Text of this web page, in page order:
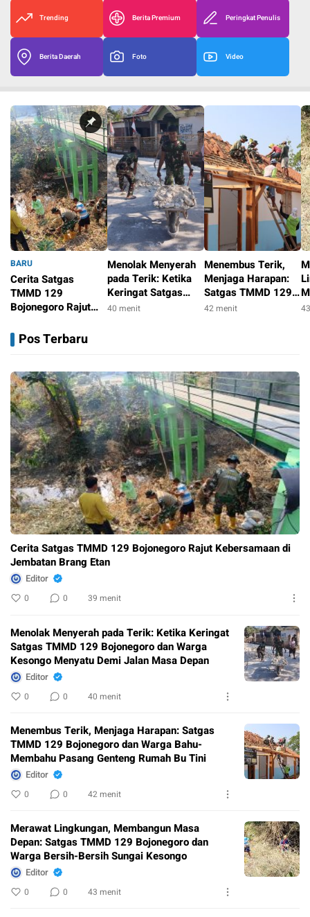
Trending Berita Premium Peringkat Penulis
Berita Daerah Foto Video
BARU
Cerita Satgas
TMMD 129
Bojonegoro Rajut
Jembatan Brang
Etan
Menolak Menyerah
pada Terik: Ketika
Keringat Satgas
TMMD 129
40 menit
Menembus Terik,
Menjaga Harapan:
Satgas TMMD 129
Bojonegoro dan
42 menit
Pos Terbaru
Cerita Satgas TMMD 129 Bojonegoro Rajut Kebersamaan di
Jembatan Brang Etan
Editor
0 0 39 menit
Menolak Menyerah pada Terik: Ketika Keringat
Satgas TMMD 129 Bojonegoro dan Warga
Kesongo Menyatu Demi Jalan Masa Depan
Editor
0 0 40 menit
Menembus Terik, Menjaga Harapan: Satgas
TMMD 129 Bojonegoro dan Warga Bahu-
Membahu Pasang Genteng Rumah Bu Tini
Editor
0 0 42 menit
Merawat Lingkungan, Membangun Masa
Depan: Satgas TMMD 129 Bojonegoro dan
Warga Bersih-Bersih Sungai Kesongo
Editor
0 0 43 menit